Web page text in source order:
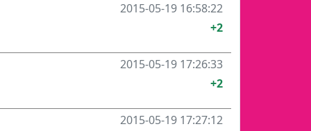
2015-05-19 16:58:22
+2
2015-05-19 17:26:33
+2
2015-05-19 17:27:12